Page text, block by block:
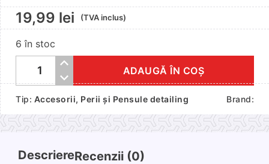
19,99 lei (TVA inclus)
6 în stoc
Cantitate
pentru
tapiterie
ADAUGĂ ÎN COȘ
Tip: Accesorii, Perii și Pensule detailing Brand:
DescriereRecenzii (0)